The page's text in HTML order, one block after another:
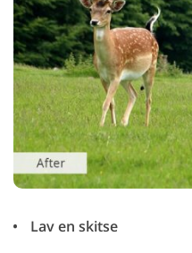
Lav en skitse